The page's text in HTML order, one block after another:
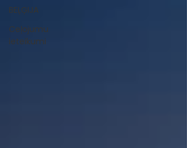
BEĻĢIJA
Ceļojumu
ieteikumi